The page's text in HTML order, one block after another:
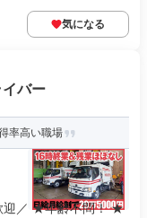
気になる
バー
率高い職場
迎／ ★年齢不問！ ★